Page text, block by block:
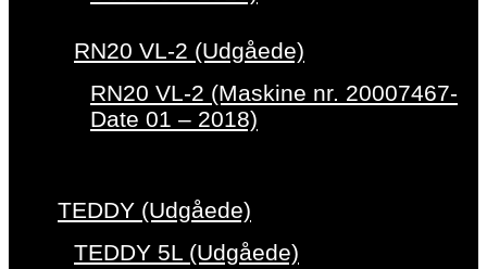
RN20 VL-2 (Udgåede)
RN20 VL-2 (Maskine nr. 20007467-
Date 01 – 2018)
TEDDY (Udgåede)
TEDDY 5L (Udgåede)